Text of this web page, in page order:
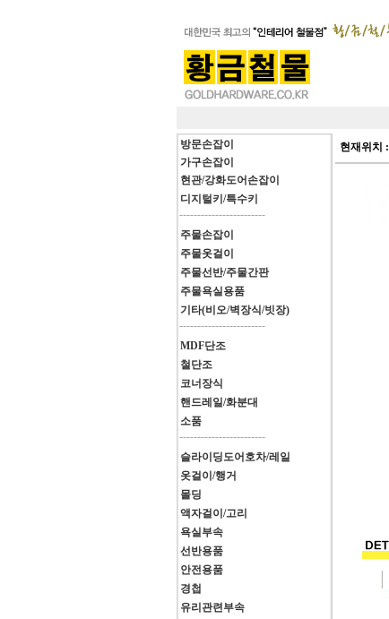
방문손잡이
가구손잡이
현관/강화도어손잡이
디지털키/특수키
------------------------
주물손잡이
주물옷걸이
주물선반/주물간판
주물욕실용품
기타(비오/벽장식/빗장)
------------------------
MDF단조
철단조
코너장식
핸드레일/화분대
소품
------------------------
슬라이딩도어호차/레일
옷걸이/행거
몰딩
액자걸이/고리
욕실부속
선반용품
안전용품
경첩
유리관련부속
현재위치 :